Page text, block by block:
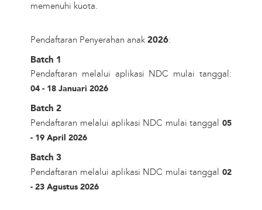
memenuhi kuota.
Pendaftaran Penyerahan anak2026:
Batch 1
Pendaftaran melalui aplikasi NDC mulai tanggal:
04 - 18 Januari 2026
Batch 2
Pendaftaran melalui aplikasi NDC mulai tanggal 05
- 19 April 2026
Batch 3
Pendaftaran melalui aplikasi NDC mulai tanggal 02
- 23 Agustus 2026